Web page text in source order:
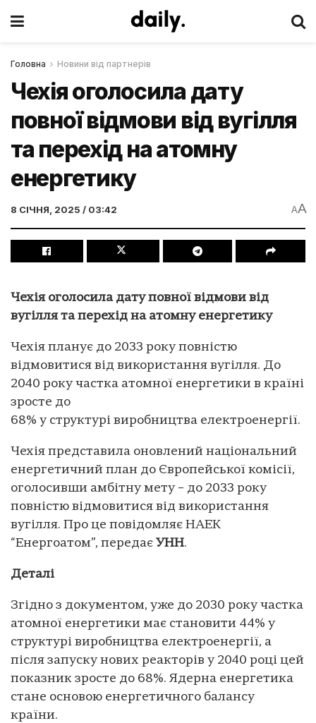
Головна Новини від партнерів
Чехія оголосила дату
повної відмови від вугілля
та перехід на атомну
енергетику
8 СІЧНЯ, 2025 / 03:42 AA
Чехія оголосила дату повної відмови від
вугілля та перехід на атомну енергетику
Чехія планує до 2033 року повністю
відмовитися від використання вугілля. До
2040 року частка атомної енергетики в країні
зросте до
68% у структурі виробництва електроенергії.
Чехія представила оновлений національний
енергетичний план до Європейської комісії,
оголосивши амбітну мету – до 2033 року
повністю відмовитися від використання
вугілля. Про це повідомляє НАЕК
“Енергоатом”, передає УНН.
Деталі
Згідно з документом, уже до 2030 року частка
атомної енергетики має становити 44% у
структурі виробництва електроенергії, а
після запуску нових реакторів у 2040 році цей
показник зросте до 68%. Ядерна енергетика
стане основою енергетичного балансу
країни.